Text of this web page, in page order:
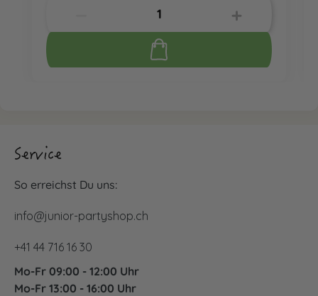
Service
So erreichst Du uns:
info@junior-partyshop.ch
+41 44 716 16 30
Mo-Fr 09:00 - 12:00 Uhr
Mo-Fr 13:00 - 16:00 Uhr